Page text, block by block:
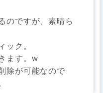
のですが、素晴ら
ック。
ます。w
除が可能なので